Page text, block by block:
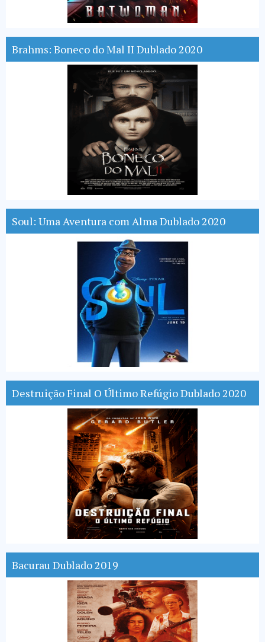
Brahms: Boneco do Mal II Dublado 2020
Soul: Uma Aventura com Alma Dublado 2020
Destruição Final O Último Refúgio Dublado 2020
Bacurau Dublado 2019